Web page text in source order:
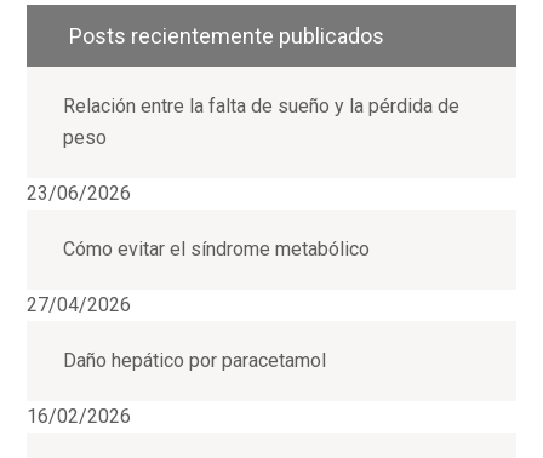
Posts recientemente publicados
Relación entre la falta de sueño y la pérdida de
peso
23/06/2026
Cómo evitar el síndrome metabólico
27/04/2026
Daño hepático por paracetamol
16/02/2026